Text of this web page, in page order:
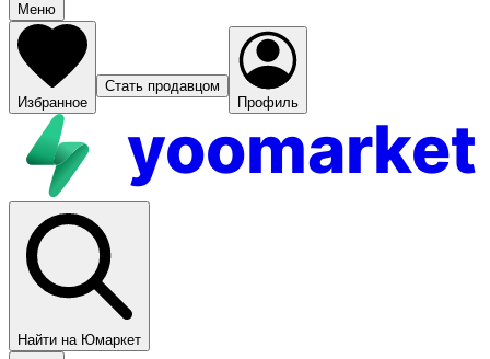
Меню
Избранное
Стать продавцом
Профиль
yoomarket
Найти на Юмаркет